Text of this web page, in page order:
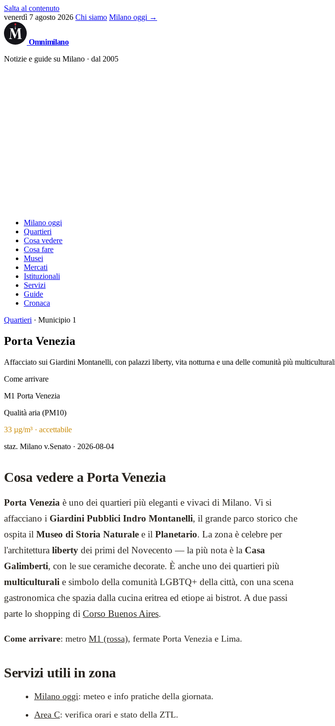
Salta al contenuto
venerdì 7 agosto 2026 Chi siamo Milano oggi →
Omnimilano
Notizie e guide su Milano · dal 2005
Milano oggi
Quartieri
Cosa vedere
Cosa fare
Musei
Mercati
Istituzionali
Servizi
Guide
Cronaca
Quartieri · Municipio 1
Porta Venezia
Affacciato sui Giardini Montanelli, con palazzi liberty, vita notturna e una delle comunità più
Come arrivare
M1 Porta Venezia
Qualità aria (PM10)
33 µg/m³ · accettabile
staz. Milano v.Senato · 2026-08-04
Cosa vedere a Porta Venezia
Porta Venezia è uno dei quartieri più eleganti e vivaci di Milano. Vi si
affacciano i Giardini Pubblici Indro Montanelli, il grande parco storico che
ospita il Museo di Storia Naturale e il Planetario. La zona è celebre per
l'architettura liberty dei primi del Novecento — la più nota è la Casa
Galimberti, con le sue ceramiche decorate. È anche uno dei quartieri più
multiculturali e simbolo della comunità LGBTQ+ della città, con una scena
gastronomica che spazia dalla cucina eritrea ed etiope ai bistrot. A due passi
parte lo shopping di Corso Buenos Aires.
Come arrivare: metro M1 (rossa), fermate Porta Venezia e Lima.
Servizi utili in zona
Milano oggi: meteo e info pratiche della giornata.
Area C: verifica orari e stato della ZTL.